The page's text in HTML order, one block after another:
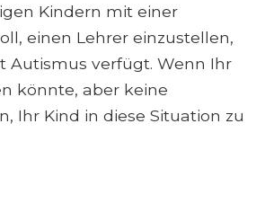
Kindern mit einer
einen Lehrer einzustellen,
Autismus verfügt. Wenn Ihr
könnte, aber keine
Ihr Kind in diese Situation zu